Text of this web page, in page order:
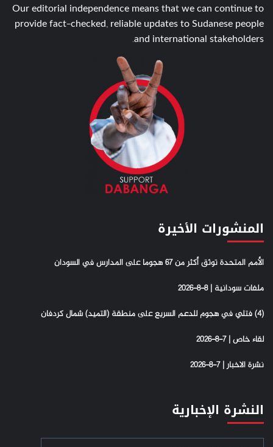
Our editorial independence means that we can continue to
provide fact-checked, reliable updates to Sudanese people
and international stakeholders.
المنشورات الأخيرة
الأمم المتحدة توثق أكثر من 67 هجوما على المدارس في السودان
ملفات سودانية | 8-8-2026
(4) فتلي في هجوم للدعم السريع على منطقة (التميد) شمال كردفان
لقاء خاص | 7-8-2026
نشرة الاخبار | 7-8-2026
النشرة الإخبارية